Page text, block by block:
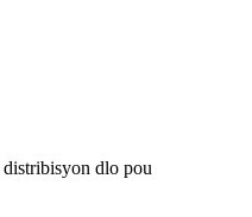
dlo pou